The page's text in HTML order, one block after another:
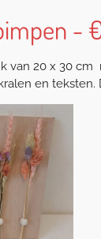
-
van 20 x 30
en teksten.